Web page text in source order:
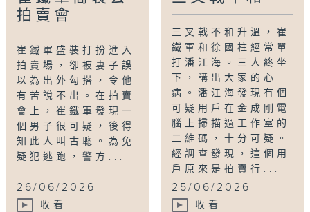
拍賣會
崔鐵軍盛裝打扮進入
拍賣場，卻被妻子誤
以為出外勾搭，令他
有苦說不出。在拍賣
會上，崔鐵軍發現一
個男子很可疑，後得
知此人叫古聰。為免
疑犯逃跑，警方...
26/06/2026
收看
三叉戟不和升溫，崔
鐵軍和徐國柱經常單
打潘江海。三人終坐
下，講出大家的心
病。潘江海發現有個
可疑用戶在金成剛電
腦上掃描過工作室的
二維碼，十分可疑。
經調查發現，這個用
戶原來是拍賣行...
25/06/2026
收看